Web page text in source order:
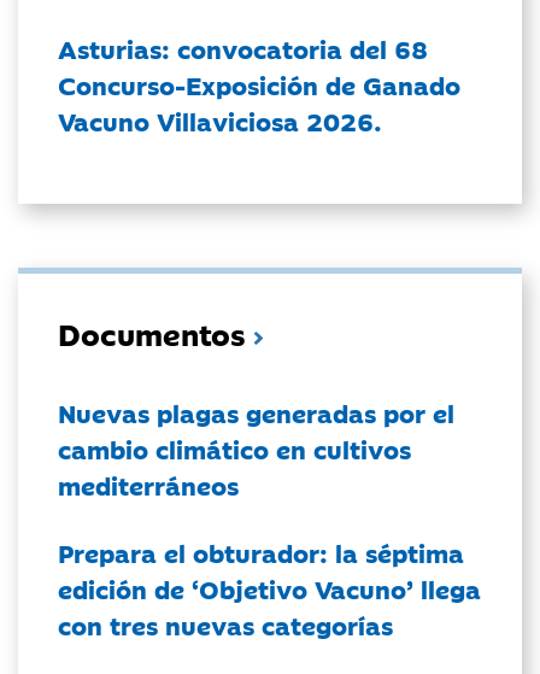
Asturias: convocatoria del 68
Concurso-Exposición de Ganado
Vacuno Villaviciosa 2026.
Documentos
Nuevas plagas generadas por el
cambio climático en cultivos
mediterráneos
Prepara el obturador: la séptima
edición de ‘Objetivo Vacuno’ llega
con tres nuevas categorías